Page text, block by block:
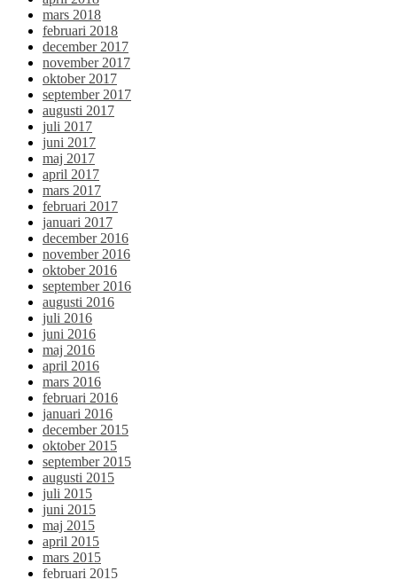
mars 2018
februari 2018
december 2017
november 2017
oktober 2017
september 2017
augusti 2017
juli 2017
juni 2017
maj 2017
april 2017
mars 2017
februari 2017
januari 2017
december 2016
november 2016
oktober 2016
september 2016
augusti 2016
juli 2016
juni 2016
maj 2016
april 2016
mars 2016
februari 2016
januari 2016
december 2015
oktober 2015
september 2015
augusti 2015
juli 2015
juni 2015
maj 2015
april 2015
mars 2015
februari 2015